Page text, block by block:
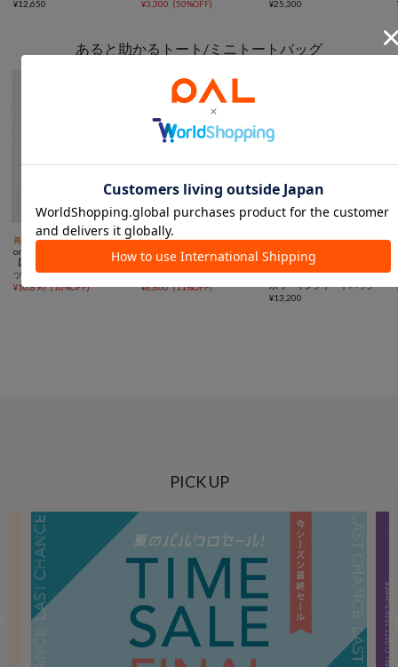
ートバッグ Sサイズ
¥12,650 ¥3,300 (50%OFF) ¥25,300
あると助かるトート/ミニトートバッグ
再入荷 TIME SALE 予約 
one after another NICE CLAUP
【LouLoumei】ビジューロゴ
ツイードキャリーオントート/
推し活
¥10,890 (10%OFF)
TIME SALE 予約
one after another NICE CLAUP
【LouLoumei】ビジューロゴ
ツイードミニトート/推し活
¥8,800 (11%OFF)
15％OFFクーポン
予約 動画
COLLAGE
GALLARDAGALANTE
【強撥水/PC収納可◎】強撥
水ワーキングトートバッグ
¥13,200
PICK UP